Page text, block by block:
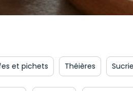
pichets Théières Sucriers